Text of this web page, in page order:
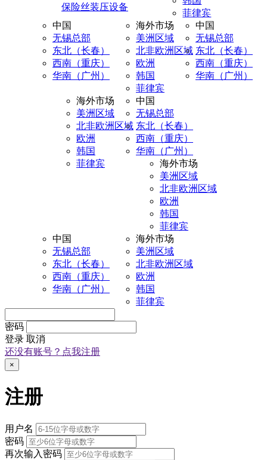
保险丝装压设备
菲律宾
中国
无锡总部
东北（长春）
西南（重庆）
华南（广州）
海外市场
美洲区域
北非欧洲区域
欧洲
韩国
菲律宾
中国
无锡总部
东北（长春）
西南（重庆）
华南（广州）
海外市场
美洲区域
北非欧洲区域
欧洲
韩国
菲律宾
中国
无锡总部
东北（长春）
西南（重庆）
华南（广州）
海外市场
美洲区域
北非欧洲区域
欧洲
韩国
菲律宾
中国
无锡总部
东北（长春）
西南（重庆）
华南（广州）
海外市场
美洲区域
北非欧洲区域
欧洲
韩国
菲律宾
密码
登录 取消
还没有账号？点我注册
×
注册
用户名
密码
再次输入密码